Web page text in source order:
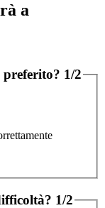
a
preferito? 1/2
1/2